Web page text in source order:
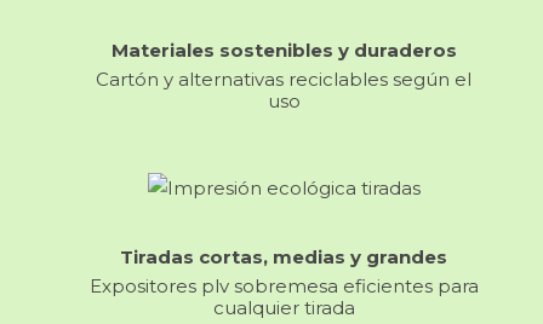
Materiales sostenibles y duraderos
Cartón y alternativas reciclables según el
uso
Tiradas cortas, medias y grandes
Expositores plv sobremesa eficientes para
cualquier tirada